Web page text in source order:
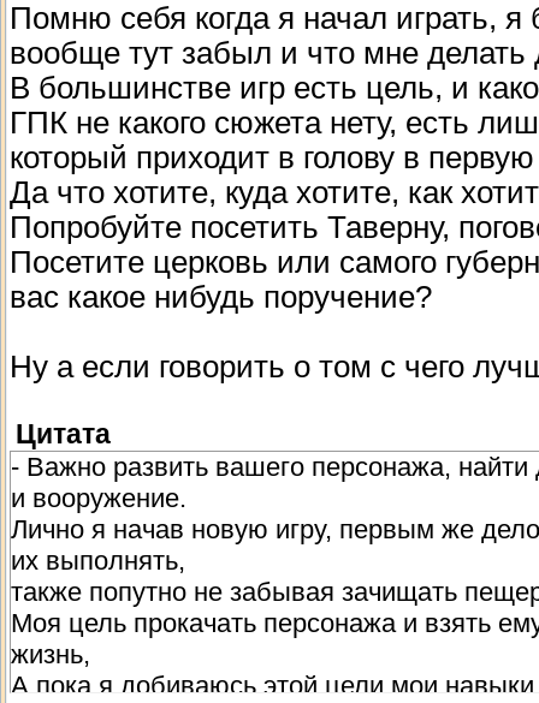
враг бывает достает свой Пистоль и
вы привыкните.
- От вражеского выстрела легко
просто промахнется.
- Сражаться с тремя и более
найдете узкий проход\Проем, все
будет подходить к вам по одному и
А также после того как вы прокачаете
Цитата СЛАВН( )
оружие при этом не наносит должного
средним оружием, бывает достаточно
которая находится возле тебя.
- Не какой гайд и подсказки не помогут
можно больше и чаще и все у вас будет
Цитата
К сожалению, в К:ГПК совершенству
Помню себя когда я начал играть, я
вообще тут забыл и что мне
В большинстве игр есть цель, и
ГПК не какого сюжета нету, есть
который приходит в голову в
Да что хотите, куда хотите, как
Попробуйте посетить Таверну,
Посетите церковь или самого
вас какое нибудь поручение?
Ну а если говорить о том с чего
Цитата
- Важно развить вашего персонажа,
и вооружение.
Лично я начав новую игру, первым же
их выполнять,
также попутно не забывая зачищать
Моя цель прокачать персонажа и взять
жизнь,
А пока я добиваюсь этой цели мои